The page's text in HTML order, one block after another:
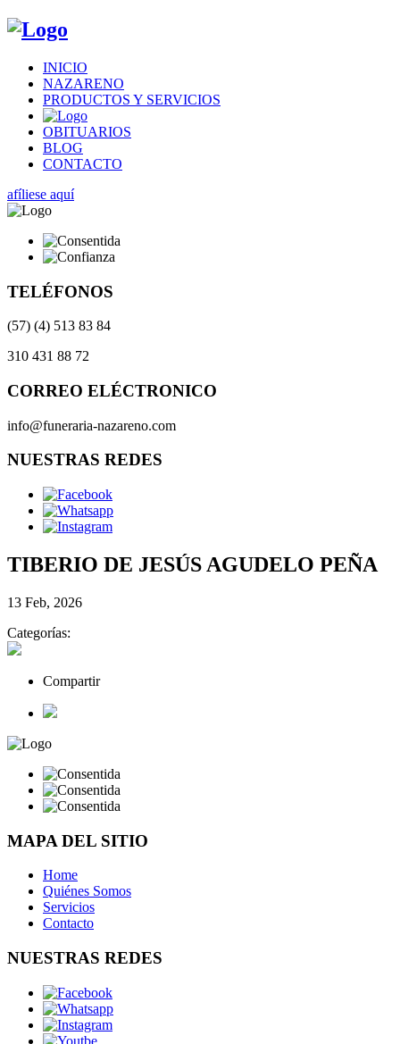
INICIO
NAZARENO
PRODUCTOS Y SERVICIOS
OBITUARIOS
BLOG
CONTACTO
afíliese aquí
TELÉFONOS
(57) (4) 513 83 84
310 431 88 72
CORREO ELÉCTRONICO
info@funeraria-nazareno.com
NUESTRAS REDES
TIBERIO DE JESÚS AGUDELO PEÑA
13 Feb, 2026
Categorías:
Compartir
MAPA DEL SITIO
Home
Quiénes Somos
Servicios
Contacto
NUESTRAS REDES